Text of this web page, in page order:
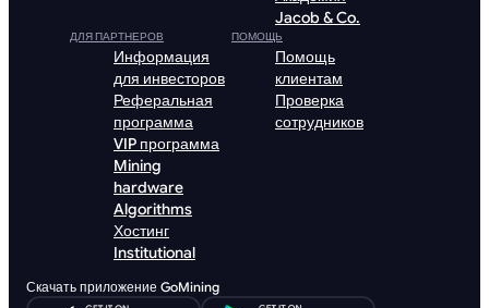
Jacob & Co.
ДЛЯ ПАРТНЕРОВ
Информация
для инвесторов
Реферальная
программа
VIP программа
Mining
hardware
Algorithms
Хостинг
Institutional
ПОМОЩЬ
Помощь
клиентам
Проверка
сотрудников
Скачать приложение GoMining